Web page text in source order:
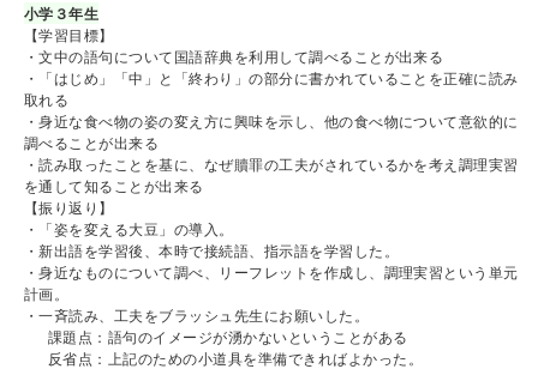
小学３年生
【学習目標】
・文中の語句について国語辞典を利用して調べることが出来る
・「はじめ」「中」と「終わり」の部分に書かれていることを正確に読み
取れる
・身近な食べ物の姿の変え方に興味を示し、他の食べ物について意欲的に
調べることが出来る
・読み取ったことを基に、なぜ贖罪の工夫がされているかを考え調理実習
を通して知ることが出来る
【振り返り】
・「姿を変える大豆」の導入。
・新出語を学習後、本時で接続語、指示語を学習した。
・身近なものについて調べ、リーフレットを作成し、調理実習という単元
計画。
・一斉読み、工夫をブラッシュ先生にお願いした。
課題点：語句のイメージが湧かないということがある
反省点：上記のための小道具を準備できればよかった。